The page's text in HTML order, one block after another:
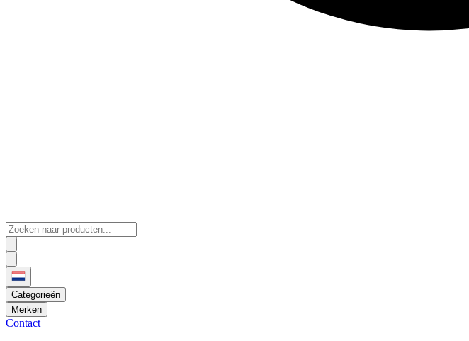
Categorieën
Merken
Contact